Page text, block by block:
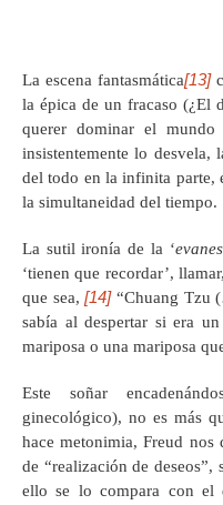
La escena fantasmática[13]
la épica de un fracaso (¿El
querer dominar el
insistentemente lo desvela,
del todo en la infinita parte,
la simultaneidad del tiempo.
La sutil ironía de la ‘
‘tienen que recordar’,
que sea,[14]“Chuang Tzu
sabía al despertar si era
mariposa o una mariposa
Este soñar
ginecológico), no es más
hace metonimia, Freud nos
de “realización de
ello se lo compara con